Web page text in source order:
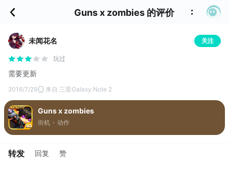
Guns x zombies 的评价
未闻花名 关注
玩过
需要更新
2016/7/29 来自 三星Galaxy Note 2
Guns x zombies
街机 动作
转发 回复 赞